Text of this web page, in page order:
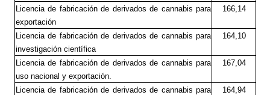
Licencia de fabricación de derivados de cannabis para
exportación
166,14
Licencia de fabricación de derivados de cannabis para
investigación científica
164,10
Licencia de fabricación de derivados de cannabis para
uso nacional y exportación.
167,04
Licencia de fabricación de derivados de cannabis para
164,94